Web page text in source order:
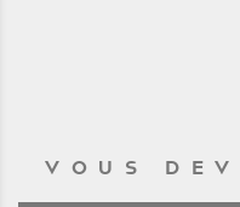
VOUS